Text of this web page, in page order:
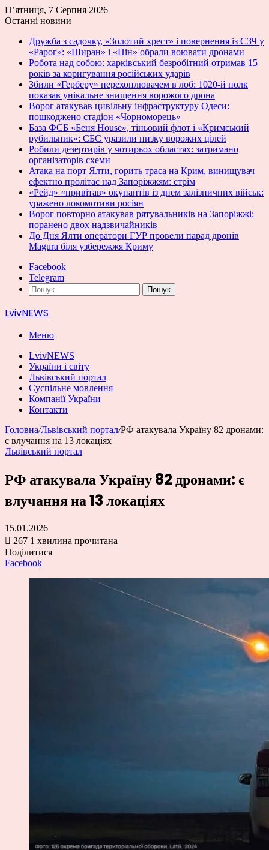
П’ятниця, 7 Серпня 2026
Останні новини
Дружба з садочку, «Золотий хрест» і повернення із СЗЧ у
«Рарог»: «Ширан» і «Пін» обрали воювати дронами
Робота над собою: харківський безробітний отримав 15
років за коригування російських ударів
Збили «Герберу» перехоплювачем в лоб: 1020-й полк
показав унікальне знищення ворожого дрона
Ворог атакував цивільну інфраструктуру Одеси:
пошкоджено стадіон «Чорноморець»
База ФСБ «Беня House», тіньовий флот і «Кримський
рубильник»: СБС уразили низку ворожих цілей
Робили дезертирів у чотирьох областях: затримано
організаторів схеми
Атака на порт Ялти, горить траса на Крим, винищувач
ефектно пролітає над Запоріжжям: стрім
«Рейд» «привітав» окупантів із днем залізничних військ:
уражено локомотиви росіян
Ворог повторно атакував рятувальників на Запоріжжі:
поранено двох надзвичайників
До Дня Ялти оператори ГУР провели парад дронів
Magura біля узбережжя Криму
Facebook
Telegram
Пошук
LvivNEWS
Меню
LvivNEWS
України і світу
Львівський портал
Суспільне мовлення
Компанії України
Контакти
Головна/Львівський портал/РФ атакувала Україну 82 дронами:
є влучання на 13 локаціях
Львівський портал
РФ атакувала Україну 82 дронами: є
влучання на 13 локаціях
15.01.2026
267 1 хвилина прочитана
Поділитися
Facebook